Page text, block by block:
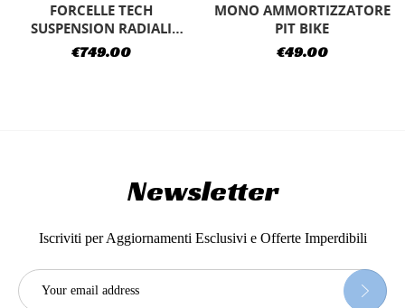
FORCELLE TECH
SUSPENSION RADIALI
REGOLABILI
€749.00
MONO AMMORTIZZATORE
PIT BIKE
€49.00
Newsletter
Iscriviti per Aggiornamenti Esclusivi e Offerte Imperdibili